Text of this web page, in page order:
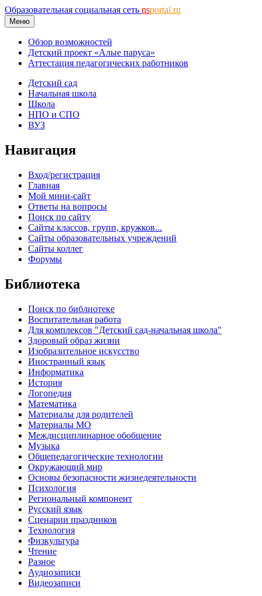
Образовательная социальная сеть nsportal.ru
Меню
Обзор возможностей
Детский проект «Алые паруса»
Аттестация педагогических работников
Детский сад
Начальная школа
Школа
НПО и СПО
ВУЗ
Навигация
Вход/регистрация
Главная
Мой мини-сайт
Ответы на вопросы
Поиск по сайту
Сайты классов, групп, кружков...
Сайты образовательных учреждений
Сайты коллег
Форумы
Библиотека
Поиск по библиотеке
Воспитательная работа
Для комплексов "Детский сад-начальная школа"
Здоровый образ жизни
Изобразительное искусство
Иностранный язык
Информатика
История
Логопедия
Математика
Материалы для родителей
Материалы МО
Междисциплинарное обобщение
Музыка
Общепедагогические технологии
Окружающий мир
Основы безопасности жизнедеятельности
Психология
Региональный компонент
Русский язык
Сценарии праздников
Технология
Физкультура
Чтение
Разное
Аудиозаписи
Видеозаписи